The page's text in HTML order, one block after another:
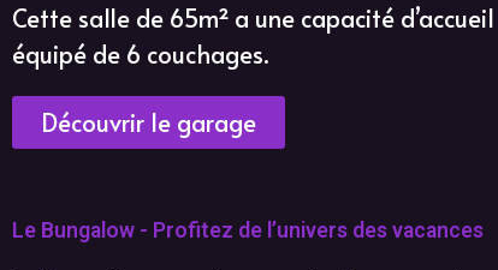
Cette salle de 65m² a une capacité
équipé de 6 couchages.
Découvrir le garage
Le Bungalow - Profitez de l’univers des vacances